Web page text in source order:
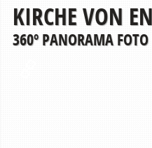
KIRCHE VON
360º PANORAMA